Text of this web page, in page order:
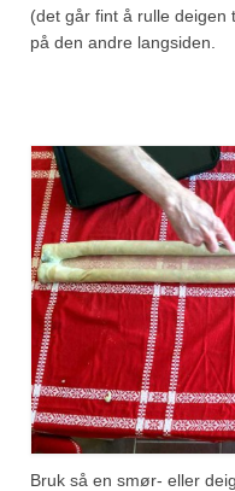
(det går fint å rulle deigen
på den andre langsiden.
Bruk så en smør- eller